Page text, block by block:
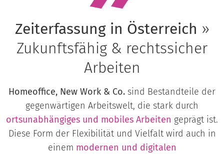
Zeiterfassung in Österreich »
Zukunftsfähig & rechtssicher
Arbeiten
Homeoffice, New Work & Co. sind Bestandteile der
gegenwärtigen Arbeitswelt, die stark durch
ortsunabhängiges und mobiles Arbeiten geprägt ist.
Diese Form der Flexibilität und Vielfalt wird auch in
einem modernen und digitalen